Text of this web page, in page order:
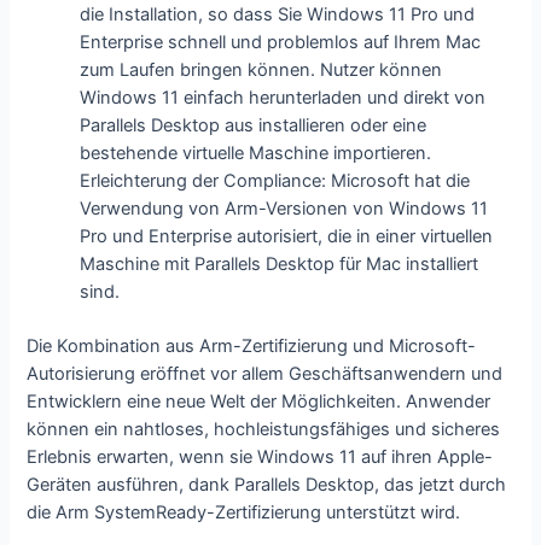
die Installation, so dass Sie Windows 11 Pro und
Enterprise schnell und problemlos auf Ihrem Mac
zum Laufen bringen können. Nutzer können
Windows 11 einfach herunterladen und direkt von
Parallels Desktop aus installieren oder eine
bestehende virtuelle Maschine importieren.
Erleichterung der Compliance: Microsoft hat die
Verwendung von Arm-Versionen von Windows 11
Pro und Enterprise autorisiert, die in einer virtuellen
Maschine mit Parallels Desktop für Mac installiert
sind.
Die Kombination aus Arm-Zertifizierung und Microsoft-
Autorisierung eröffnet vor allem Geschäftsanwendern und
Entwicklern eine neue Welt der Möglichkeiten. Anwender
können ein nahtloses, hochleistungsfähiges und sicheres
Erlebnis erwarten, wenn sie Windows 11 auf ihren Apple-
Geräten ausführen, dank Parallels Desktop, das jetzt durch
die Arm SystemReady-Zertifizierung unterstützt wird.